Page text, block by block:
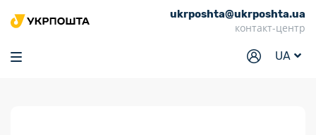
ukrposhta@ukrposhta.ua
контакт-центр
UA
Головна
Маркет